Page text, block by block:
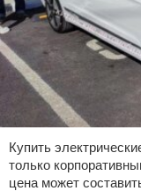
Купить
только
цена может